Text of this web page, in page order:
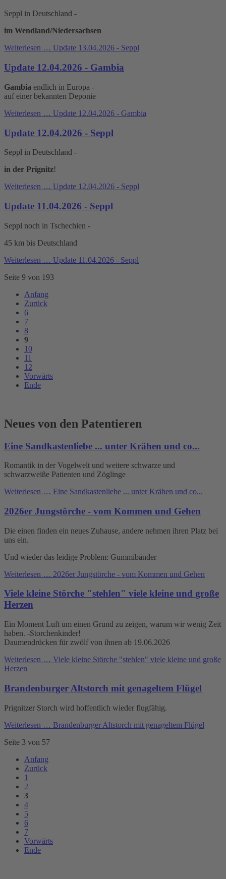
Seppl in Deutschland -
im Wendland/Niedersachsen
Weiterlesen … Update 13.04.2026 - Seppl
Update 12.04.2026 - Gambia
Gambia endlich in Europa -
auf einer bekannten Deponie
Weiterlesen … Update 12.04.2026 - Gambia
Update 12.04.2026 - Seppl
Seppl in Deutschland -
in der Prignitz!
Weiterlesen … Update 12.04.2026 - Seppl
Update 11.04.2026 - Seppl
Seppl noch in Tschechien -
45 km bis Deutschland
Weiterlesen … Update 11.04.2026 - Seppl
Seite 9 von 193
Anfang
Zurück
6
7
8
9
10
11
12
Vorwärts
Ende
Neues von den Patentieren
Eine Sandkastenliebe ... unter Krähen und co...
Romantik in der Vogelwelt und weitere schwarze und
schwarzweiße Patienten und Zöglinge
Weiterlesen … Eine Sandkastenliebe ... unter Krähen und co...
2026er Jungstörche - vom Kommen und Gehen
Die einen finden ein neues Zuhause, andere nehmen ihren Platz bei
uns ein.
Und wieder das leidige Problem: Gummibänder
Weiterlesen … 2026er Jungstörche - vom Kommen und Gehen
Viele kleine Störche "stehlen" viele kleine und große
Herzen
Ein Moment Luft um einen Grund zu zeigen, warum wir wenig Zeit
haben. -Storchenkinder!
Daumendrücken für zwölf von ihnen ab 19.06.2026
Weiterlesen … Viele kleine Störche "stehlen" viele kleine und große
Herzen
Brandenburger Altstorch mit genageltem Flügel
Prignitzer Storch wird hoffentlich wieder flugfähig.
Weiterlesen … Brandenburger Altstorch mit genageltem Flügel
Seite 3 von 57
Anfang
Zurück
1
2
3
4
5
6
7
Vorwärts
Ende